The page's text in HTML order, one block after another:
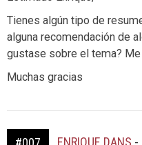
Tienes algún tipo de
alguna recomendación de
gustase sobre el tema?
Muchas gracias
ENRIQUE DANS -